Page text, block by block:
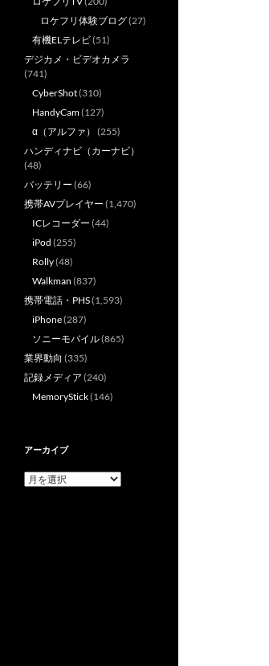
ロケフリ体験ブログ(27)
有機ELテレビ(51)
デジカメ・ビデオカメラ
(741)
CyberShot(310)
HandyCam(127)
α（アルファ） (255)
ハンディナビ（カーナビ）
(48)
バッテリー (66)
携帯AVプレイヤー (1,470)
ICレコーダー (44)
iPod (255)
Rolly(48)
Walkman (837)
携帯電話・PHS(1,593)
iPhone(287)
ソニーモバイル(865)
業界動向 (335)
記録メディア (240)
MemoryStick(146)
アーカイブ
ア